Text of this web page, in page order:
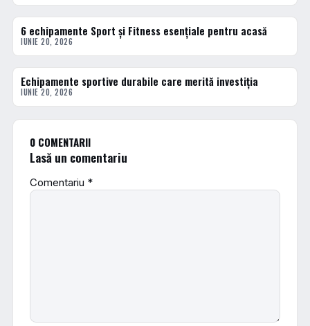
ACTUALE
6 echipamente Sport și Fitness esențiale pentru acasă
IUNIE 20, 2026
ACTUALE
Echipamente sportive durabile care merită investiția
IUNIE 20, 2026
0 COMENTARII
Lasă un comentariu
Comentariu *